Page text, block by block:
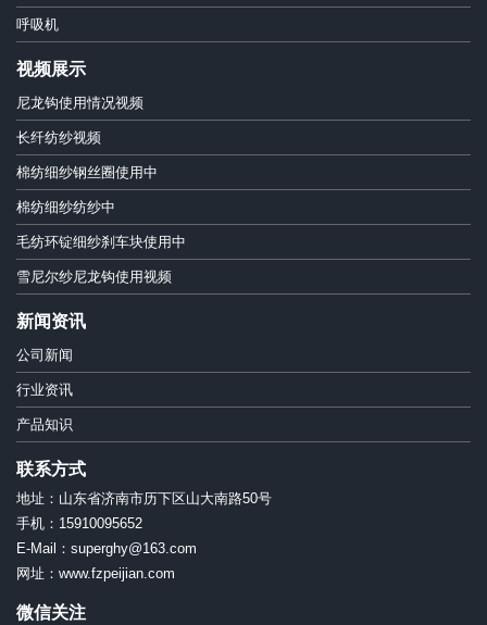
呼吸机
视频展示
尼龙钩使用情况视频
长纤纺纱视频
棉纺细纱钢丝圈使用中
棉纺细纱纺纱中
毛纺环锭细纱刹车块使用中
雪尼尔纱尼龙钩使用视频
新闻资讯
公司新闻
行业资讯
产品知识
联系方式
地址：山东省济南市历下区山大南路50号
手机：15910095652
E-Mail：superghy@163.com
网址：www.fzpeijian.com
微信关注